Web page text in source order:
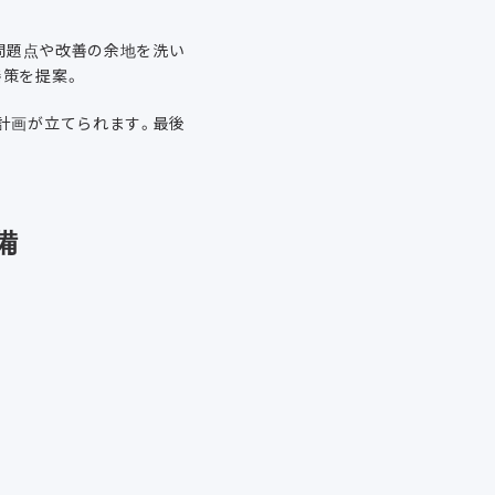
点や改善の余地を洗い
を提案。
画が立てられます。最後